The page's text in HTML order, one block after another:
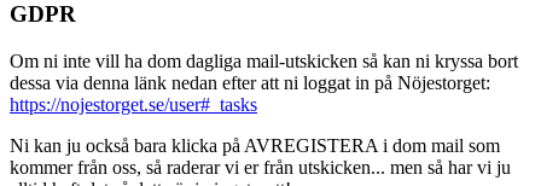
GDPR
Om ni inte vill ha dom dagliga mail-utskicken så kan ni kryssa bort
dessa via denna länk nedan efter att ni loggat in på Nöjestorget:
https://nojestorget.se/user#_tasks
Ni kan ju också bara klicka på AVREGISTERA i dom mail som
kommer från oss, så raderar vi er från utskicken... men så har vi ju